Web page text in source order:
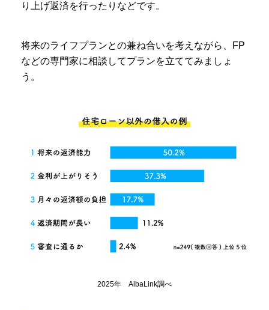
り上げ返済を行ったりなどです。
将来のライフプランとの兼ね合いを考えながら、FP
などの専門家に相談してプランを立ててみましょ
う。
2025年 AlbaLink調べ